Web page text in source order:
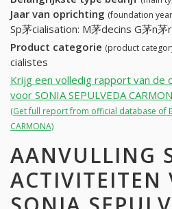
Jaar van oprichting (foundation
Sp茅cialisation: M茅decins G茅n茅
Product categorie (product
cialistes
Krijg een volledig rapport van de
voor SONIA SEPULVEDA
(Get full report from official database of
CARMONA)
AANVULLING
ACTIVITEITEN